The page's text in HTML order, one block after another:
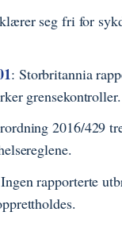
seg fri for
: Storbritannia
grensekontroller.
2016/429
rapporterte